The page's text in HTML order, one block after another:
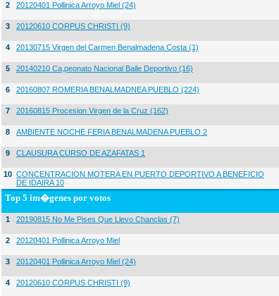
2 20120401 Pollinica Arroyo Miel (24)
3 20120610 CORPUS CHRISTI (9)
4 20130715 Virgen del Carmen Benalmadena Costa (1)
5 20140210 Ca,peonato Nacional Baile Deportivo (16)
6 20160807 ROMERIA BENALMADNEA PUEBLO (224)
7 20160815 Procesion Virgen de la Cruz (162)
8 AMBIENTE NOCHE FERIA BENALMADENA PUEBLO 2
9 CLAUSURA CURSO DE AZAFATAS 1
10 CONCENTRACION MOTERA EN PUERTO DEPORTIVO A BENEFICIO
DE IDAIRA 10
Top 5 im�genes por votos
1 20190815 No Me Pises Que Llevo Chanclas (7)
2 20120401 Pollinica Arroyo Miel
3 20120401 Pollinica Arroyo Miel (24)
4 20120610 CORPUS CHRISTI (9)